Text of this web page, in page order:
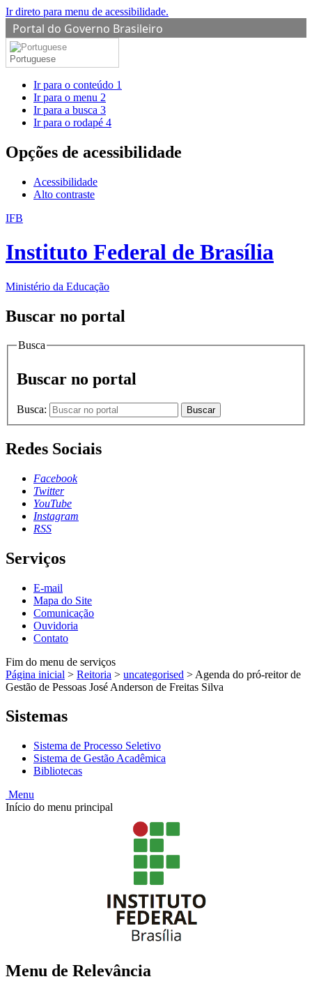
Ir direto para menu de acessibilidade.
Portal do Governo Brasileiro
Portuguese
Ir para o conteúdo 1
Ir para o menu 2
Ir para a busca 3
Ir para o rodapé 4
Opções de acessibilidade
Acessibilidade
Alto contraste
IFB
Instituto Federal de Brasília
Ministério da Educação
Buscar no portal
Busca
Buscar no portal
Busca: Buscar
Redes Sociais
Facebook
Twitter
YouTube
Instagram
RSS
Serviços
E-mail
Mapa do Site
Comunicação
Ouvidoria
Contato
Fim do menu de serviços
Página inicial > Reitoria > uncategorised > Agenda do pró-reitor de
Gestão de Pessoas José Anderson de Freitas Silva
Sistemas
Sistema de Processo Seletivo
Sistema de Gestão Acadêmica
Bibliotecas
Menu
Início do menu principal
Menu de Relevância